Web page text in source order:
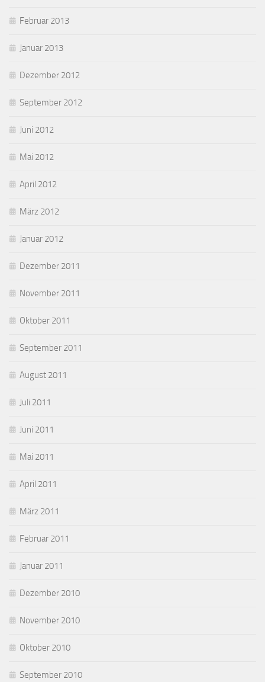
Februar 2013
Januar 2013
Dezember 2012
September 2012
Juni 2012
Mai 2012
April 2012
März 2012
Januar 2012
Dezember 2011
November 2011
Oktober 2011
September 2011
August 2011
Juli 2011
Juni 2011
Mai 2011
April 2011
März 2011
Februar 2011
Januar 2011
Dezember 2010
November 2010
Oktober 2010
September 2010